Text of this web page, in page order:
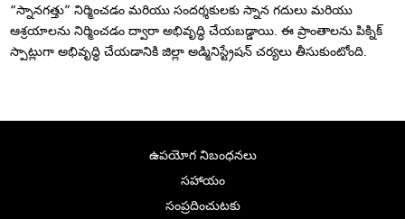
“స్నానగత్తు” నిర్మించడం మరియు సందర్శకులకు స్నాన గదులు మరియు
ఆశ్రయాలను నిర్మించడం ద్వారా అభివృద్ధి చేయబడ్డాయి. ఈ ప్రాంతాలను పిక్నిక్
స్పాట్లుగా అభివృద్ధి చేయడానికి జిల్లా అడ్మినిస్ట్రేషన్ చర్యలు తీసుకుంటోంది.
ఉపయోగ నిబంధనలు
సహాయం
సంప్రదించుటకు